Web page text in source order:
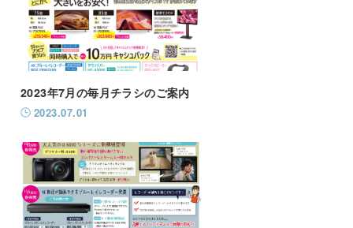
2023年7月の毎月チラシのご案内
2023.07.01